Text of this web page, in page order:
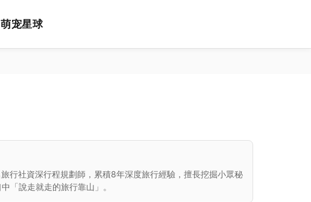
萌宠星球
行社資深行程規劃師，累積8年深度旅行經驗，擅長挖掘小眾秘
「說走就走的旅行靠山」。